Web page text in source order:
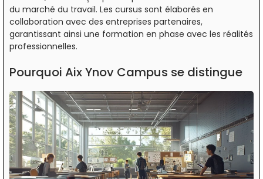
du marché du travail. Les cursus sont élaborés en
collaboration avec des entreprises partenaires,
garantissant ainsi une formation en phase avec les réalités
professionnelles.
Pourquoi Aix Ynov Campus se distingue